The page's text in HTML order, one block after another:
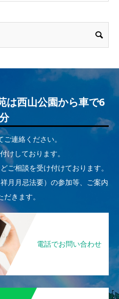
は西山公園から車で6
連絡ください。
けしております。
ご相談を受け付けております。
月月忌法要）の参加等、ご案内
きます。
電話でお問い合わせ